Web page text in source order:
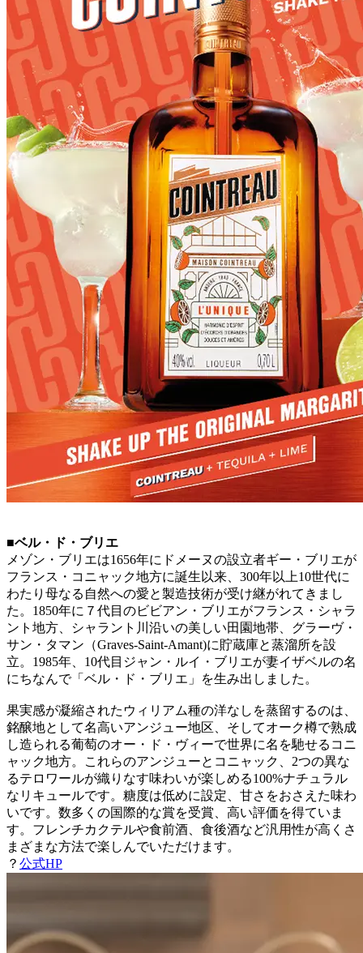
■ベル・ド・ブリエ
メゾン・ブリエは1656年にドメーヌの設立者ギー・ブリエが
フランス・コニャック地方に誕生以来、300年以上10世代に
わたり母なる自然への愛と製造技術が受け継がれてきまし
た。1850年に７代目のビビアン・ブリエがフランス・シャラ
ント地方、シャラント川沿いの美しい田園地帯、グラーヴ・
サン・タマン（Graves-Saint-Amant)に貯蔵庫と蒸溜所を設
立。1985年、10代目ジャン・ルイ・ブリエが妻イザベルの名
にちなんで「ベル・ド・ブリエ」を生み出しました。
果実感が凝縮されたウィリアム種の洋なしを蒸留するのは、
銘醸地として名高いアンジュー地区、そしてオーク樽で熟成
し造られる葡萄のオー・ド・ヴィーで世界に名を馳せるコニ
ャック地方。これらのアンジューとコニャック、2つの異な
るテロワールが織りなす味わいが楽しめる100%ナチュラル
なリキュールです。糖度は低めに設定、甘さをおさえた味わ
いです。数多くの国際的な賞を受賞、高い評価を得ていま
す。フレンチカクテルや食前酒、食後酒など汎用性が高くさ
まざまな方法で楽しんでいただけます。
？ 公式HP